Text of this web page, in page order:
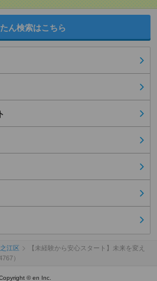
ん検索はこちら
江区
【未経験から安心スタート】未来を変え
）
© en Inc.